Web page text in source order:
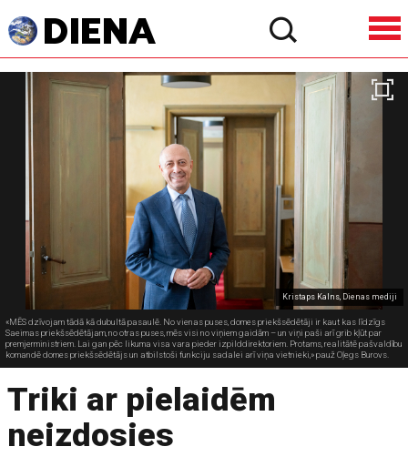
Kristaps Kalns, Dienas mediji
«MĒS dzīvojam tādā kā dubultā pasaulē. No vienas puses, domes priekšsēdētāji ir kaut kas līdzīgs
Saeimas priekšsēdētājam, no otras puses, mēs visi no viņiem gaidām – un viņi paši arī grib kļūt par
premjerministriem. Lai gan pēc likuma visa vara pieder izpilddirektoriem. Protams, realitātē pašvaldību
komandē domes priekšsēdētājs un atbilstoši funkciju sadalei arī viņa vietnieki,» pauž Oļegs Burovs.
Triki ar pielaidēm
neizdosies